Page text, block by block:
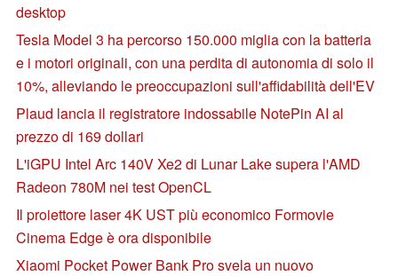
desktop
Tesla Model 3 ha percorso 150.000 miglia con la batteria
e i motori originali, con una perdita di autonomia di solo il
10%, alleviando le preoccupazioni sull'affidabilità dell'EV
Plaud lancia il registratore indossabile NotePin AI al
prezzo di 169 dollari
L'iGPU Intel Arc 140V Xe2 di Lunar Lake supera l'AMD
Radeon 780M nei test OpenCL
Il proiettore laser 4K UST più economico Formovie
Cinema Edge è ora disponibile
Xiaomi Pocket Power Bank Pro svela un nuovo